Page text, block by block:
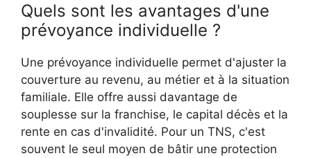
Quels sont les avantages d'une
prévoyance individuelle ?
Une prévoyance individuelle permet d'ajuster la
couverture au revenu, au métier et à la situation
familiale. Elle offre aussi davantage de
souplesse sur la franchise, le capital décès et la
rente en cas d'invalidité. Pour un TNS, c'est
souvent le seul moyen de bâtir une protection